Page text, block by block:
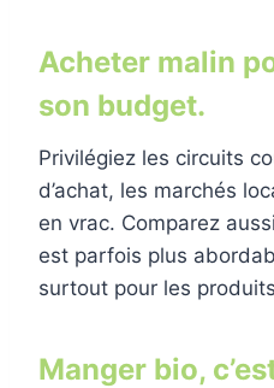
Acheter malin
son budget.
Privilégiez les circuits
d’achat, les marchés
en vrac. Comparez
est parfois plus
surtout pour les
Manger bio,